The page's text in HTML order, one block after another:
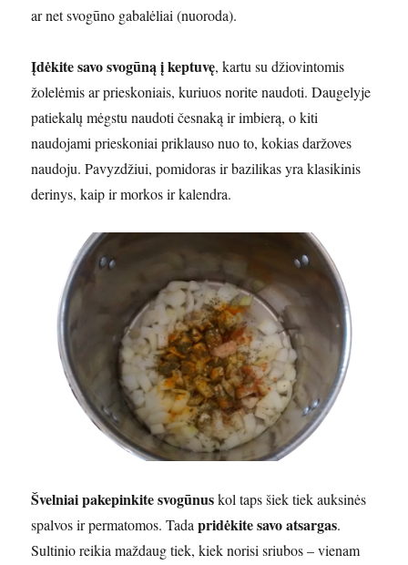
ar net svogūno gabalėliai (nuoroda).
Įdėkite savo svogūną į keptuvę, kartu su džiovintomis
žolelėmis ar prieskoniais, kuriuos norite naudoti. Daugelyje
patiekalų mėgstu naudoti česnaką ir imbierą, o kiti
naudojami prieskoniai priklauso nuo to, kokias daržoves
naudoju. Pavyzdžiui, pomidoras ir bazilikas yra klasikinis
derinys, kaip ir morkos ir kalendra.
Švelniai pakepinkite svogūnuskol taps šiek tiek auksinės
spalvos ir permatomos. Tadapridėkite savo atsargas.
Sultinio reikia maždaug tiek, kiek norisi sriubos – vienam